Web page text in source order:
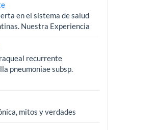
en el sistema de salud
Nuestra Experiencia
recurrente
pneumoniae subsp.
mitos y verdades